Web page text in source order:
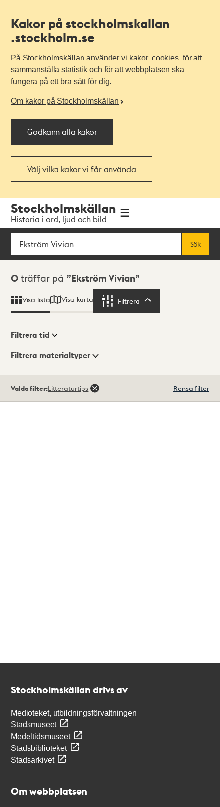
Kakor på stockholmskallan
.stockholm.se
På Stockholmskällan använder vi kakor, cookies, för att
sammanställa statistik och för att webbplatsen ska
fungera på ett bra sätt för dig.
Om kakor på Stockholmskällan
Godkänn alla kakor
Välj vilka kakor vi får använda
navigationen
huvudinnehållet
Stockholmskällan
Historia i ord, ljud och bild
Sök
Sök
Sökresultat
0 träffar på Ekström Vivian
Visa lista Visa karta Filtrera
Visningsläge
Filtrera tid
Filtrera materialtyper
träffar
Valda filter:Litteraturtips Rensa filter
Stockholmskällan drivs av
Medioteket, utbildningsförvaltningen
Stadsmuseet
Medeltidsmuseet
Stadsbiblioteket
Stadsarkivet
Om webbplatsen